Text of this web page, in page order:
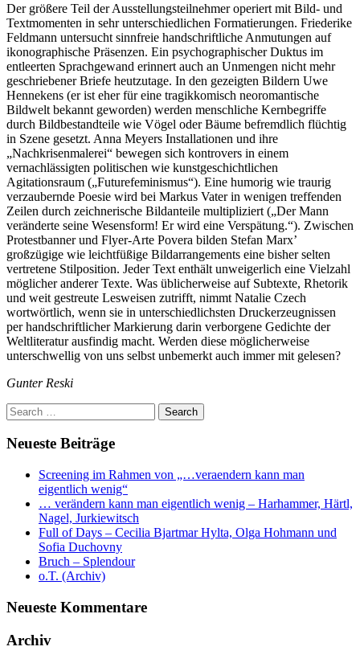
Der größere Teil der Ausstellungsteilnehmer operiert mit Bild- und
Textmomenten in sehr unterschiedlichen Formatierungen. Friederike
Feldmann untersucht sinnfreie handschriftliche Anmutungen auf
ikonographische Präsenzen. Ein psychographischer Duktus im
entleerten Sprachgewand erinnert auch an Unmengen nicht mehr
geschriebener Briefe heutzutage. In den gezeigten Bildern Uwe
Hennekens (er ist eher für eine tragikkomisch neoromantische
Bildwelt bekannt geworden) werden menschliche Kernbegriffe
durch Bildbestandteile wie Vögel oder Bäume befremdlich flüchtig
in Szene gesetzt. Anna Meyers Installationen und ihre
„Nachkrisenmalerei“ bewegen sich kontrovers in einem
vernachlässigten politischen wie kunstgeschichtlichen
Agitationsraum („Futurefeminismus“). Eine humorig wie traurig
verzaubernde Poesie wird bei Markus Vater in wenigen treffenden
Zeilen durch zeichnerische Bildanteile multipliziert („Der Mann
veränderte seine Wesensform! Er wird eine Verspätung.“). Zwischen
Protestbanner und Flyer-Arte Povera bilden Stefan Marx’
großzügige wie leichtfüßige Bildarrangements eine bisher selten
vertretene Stilposition. Jeder Text enthält unweigerlich eine Vielzahl
möglicher anderer Texte. Was üblicherweise auf Subtexte, Rhetorik
und weit gestreute Lesweisen zutrifft, nimmt Natalie Czech
wortwörtlich, wenn sie in unterschiedlichsten Druckerzeugnissen
per handschriftlicher Markierung darin verborgene Gedichte der
Weltliteratur ausfindig macht. Werden diese möglicherweise
unterschwellig von uns selbst unbemerkt auch immer mit gelesen?
Gunter Reski
Neueste Beiträge
Screening im Rahmen von „…veraendern kann man
eigentlich wenig“
… verändern kann man eigentlich wenig – Harhammer, Härtl,
Nagel, Jurkiewitsch
Full of Days – Cecilia Bjartmar Hylta, Olga Hohmann und
Sofia Duchovny
Bruch – Splendour
o.T. (Archiv)
Neueste Kommentare
Archiv